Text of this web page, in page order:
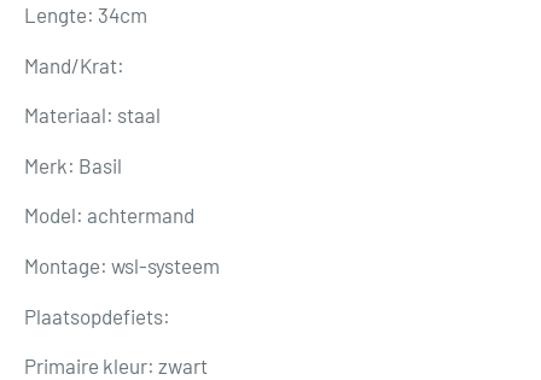
Lengte: 34cm
Mand/Krat:
Materiaal: staal
Merk: Basil
Model: achtermand
Montage: wsl-systeem
Plaatsopdefiets:
Primaire kleur: zwart